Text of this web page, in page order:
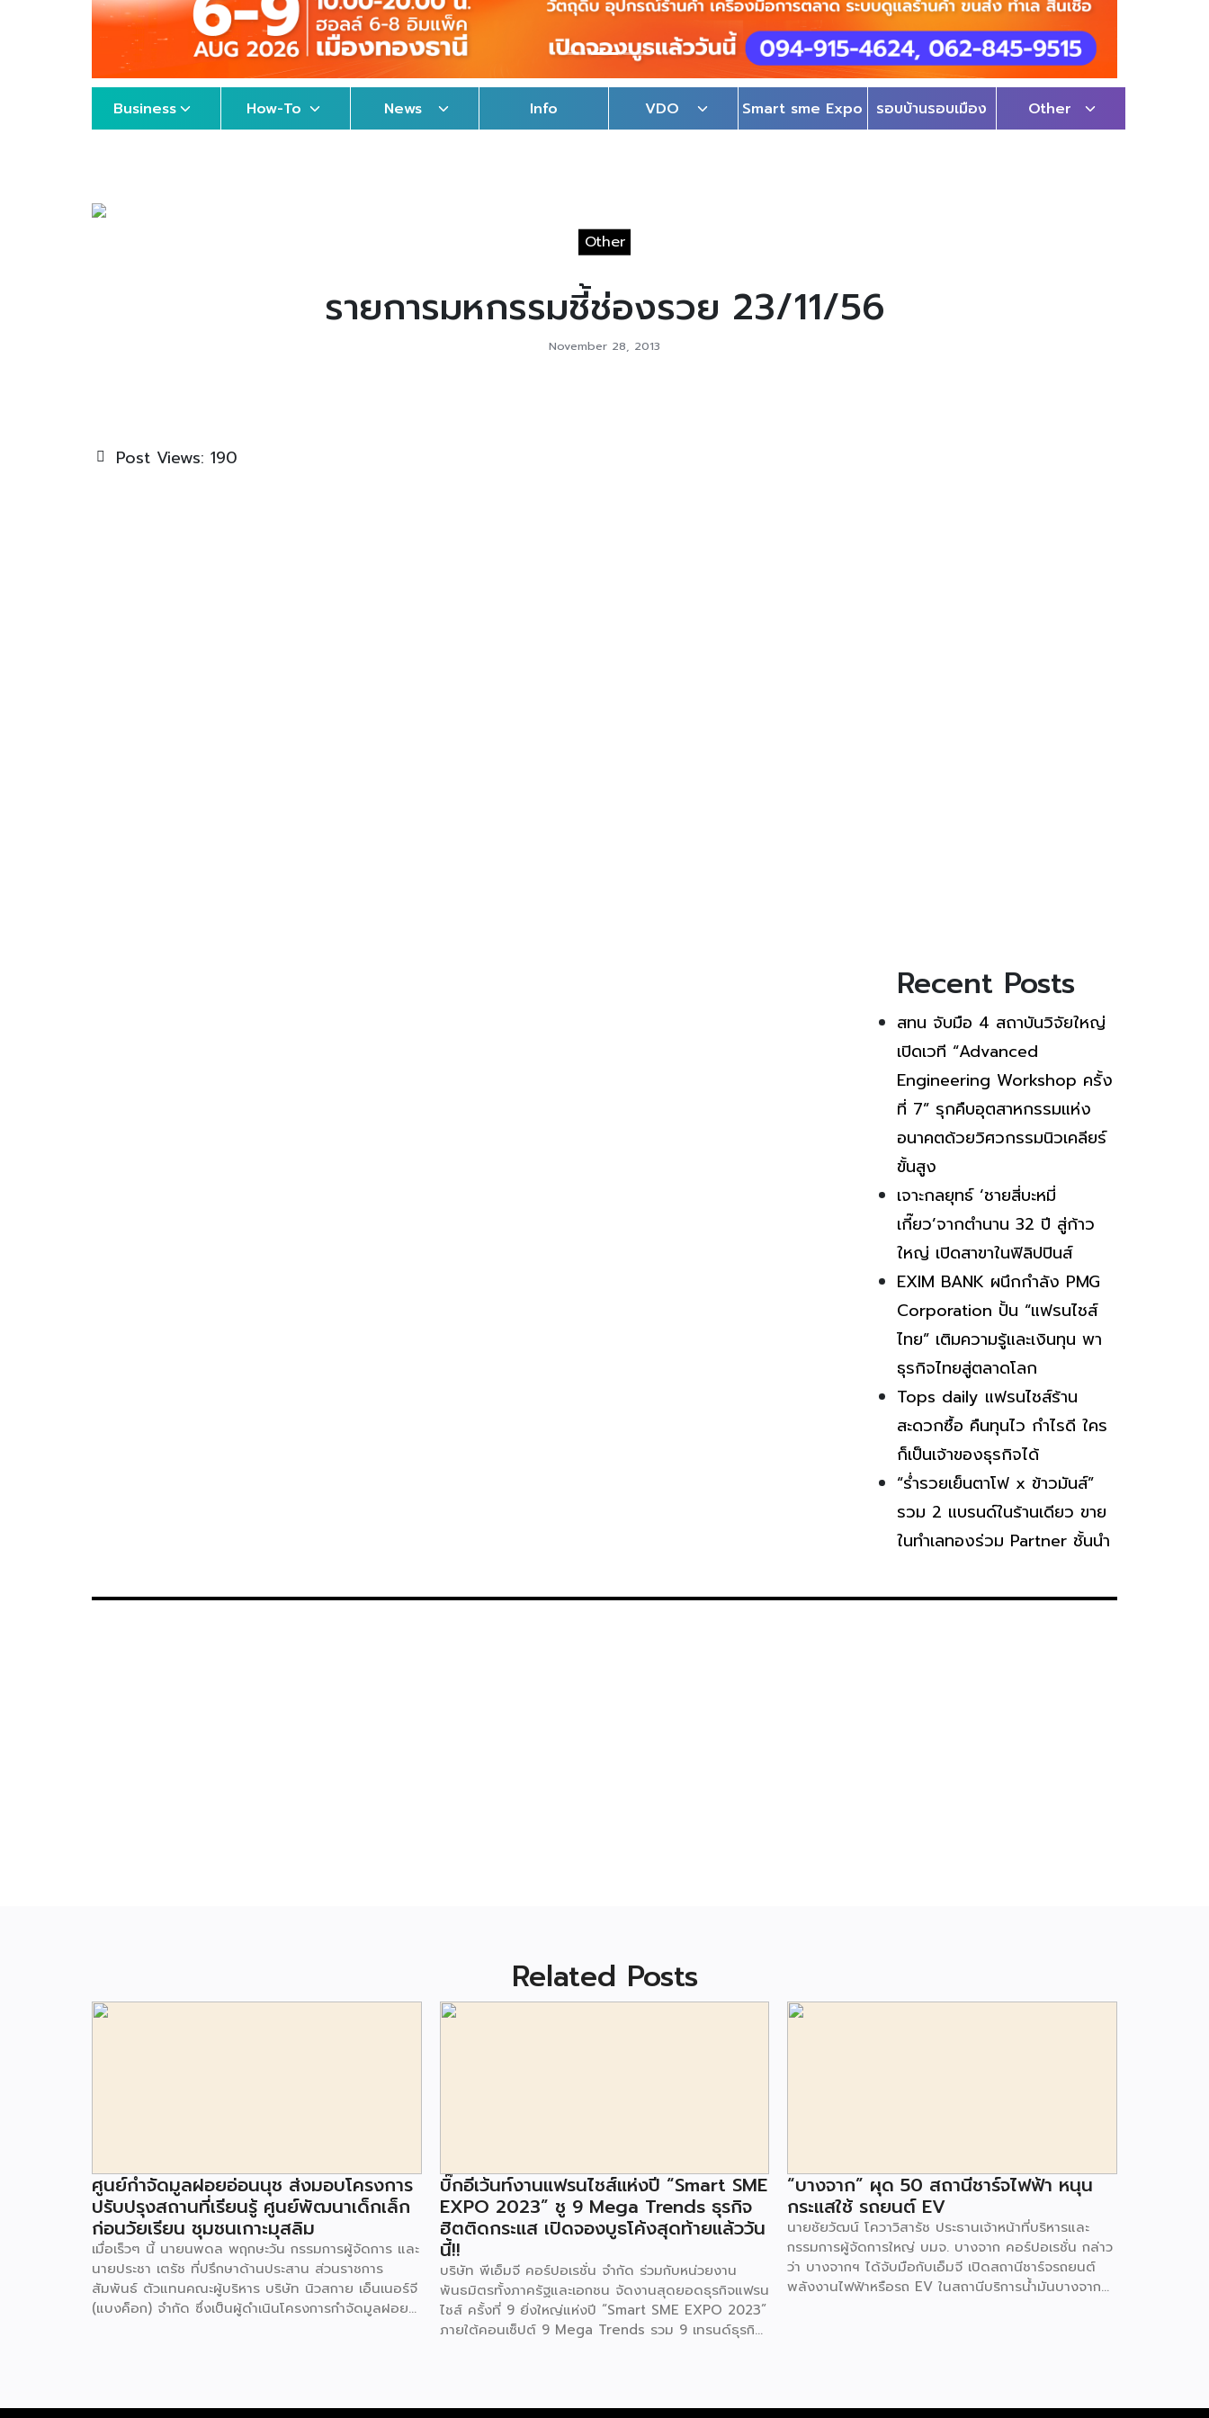
Business How-To News Info VDO Smart sme Expo รอบบ้านรอบเมือง Other
Other
รายการมหกรรมชี้ช่องรวย 23/11/56
November 28, 2013
Post Views: 190
Recent Posts
สทน จับมือ 4 สถาบันวิจัยใหญ่
เปิดเวที “Advanced
Engineering Workshop ครั้ง
ที่ 7” รุกคืบอุตสาหกรรมแห่ง
อนาคตด้วยวิศวกรรมนิวเคลียร์
ขั้นสูง
เจาะกลยุทธ์ ‘ชายสี่บะหมี่
เกี๊ยว’จากตำนาน 32 ปี สู่ก้าว
ใหญ่ เปิดสาขาในฟิลิปปินส์
EXIM BANK ผนึกกำลัง PMG
Corporation ปั้น “แฟรนไชส์
ไทย” เติมความรู้และเงินทุน พา
ธุรกิจไทยสู่ตลาดโลก
Tops daily แฟรนไชส์ร้าน
สะดวกซื้อ คืนทุนไว กำไรดี ใคร
ก็เป็นเจ้าของธุรกิจได้
“ร่ำรวยเย็นตาโฟ x ข้าวมันส์”
รวม 2 แบรนด์ในร้านเดียว ขาย
ในทำเลทองร่วม Partner ชั้นนำ
Related Posts
ศูนย์กำจัดมูลฝอยอ่อนนุช ส่งมอบโครงการ
ปรับปรุงสถานที่เรียนรู้ ศูนย์พัฒนาเด็กเล็ก
ก่อนวัยเรียน ชุมชนเกาะมุสลิม
เมื่อเร็วๆ นี้ นายนพดล พฤกษะวัน กรรมการผู้จัดการ และ
นายประชา เตรัช ที่ปรึกษาด้านประสาน ส่วนราชการ
สัมพันธ์ ตัวแทนคณะผู้บริหาร บริษัท นิวสกาย เอ็นเนอร์จี
(แบงค็อก) จํากัด ซึ่งเป็นผู้ดำเนินโครงการกำจัดมูลฝอย
ประเวศ เขตประเวศ กรุงเทพมหานคร ทั้งนี้โครงการ
บิ๊กอีเว้นท์งานแฟรนไชส์แห่งปี “Smart SME
EXPO 2023” ชู 9 Mega Trends ธุรกิจ
ฮิตติดกระแส เปิดจองบูธโค้งสุดท้ายแล้ววัน
นี้!!
บริษัท พีเอ็มจี คอร์ปอเรชั่น จำกัด ร่วมกับหน่วยงาน
พันธมิตรทั้งภาครัฐและเอกชน จัดงานสุดยอดธุรกิจแฟรน
ไชส์ ครั้งที่ 9 ยิ่งใหญ่แห่งปี “Smart SME EXPO 2023”
ภายใต้คอนเซ็ปต์ 9 Mega Trends รวม 9 เทรนด์ธุรกิจ
Health & Wellness Trends, E-Commerce
“บางจาก” ผุด 50 สถานีชาร์จไฟฟ้า หนุน
กระแสใช้ รถยนต์ EV
นายชัยวัฒน์ โควาวิสารัช ประธานเจ้าหน้าที่บริหารและ
กรรมการผู้จัดการใหญ่ บมจ. บางจาก คอร์ปอเรชั่น กล่าว
ว่า บางจากฯ ได้จับมือกับเอ็มจี เปิดสถานีชาร์จรถยนต์
พลังงานไฟฟ้าหรือรถ EV ในสถานีบริการน้ำมันบางจาก
จะทำให้สถานีบริการน้ำมันบางจากมีสถานีชาร์จรถ EV ทั้ง